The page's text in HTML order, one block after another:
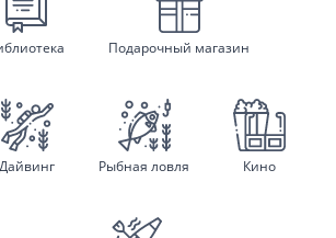
Подарочный магазин
Дайвинг Рыбная ловля Кино